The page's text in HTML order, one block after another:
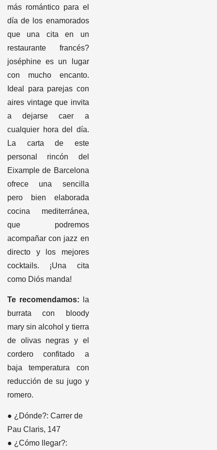
más romántico para el
día de los enamorados
que una cita en un
restaurante francés?
joséphine es un lugar
con mucho encanto.
Ideal para parejas con
aires vintage que invita
a dejarse caer a
cualquier hora del día.
La carta de este
personal rincón del
Eixample de Barcelona
ofrece una sencilla
pero bien elaborada
cocina mediterránea,
que podremos
acompañar con jazz en
directo y los mejores
cocktails. ¡Una cita
como Diós manda!
Te recomendamos: la
burrata con bloody
mary sin alcohol y tierra
de olivas negras y el
cordero confitado a
baja temperatura con
reducción de su jugo y
romero.
● ¿Dónde?: Carrer de
Pau Claris, 147
● ¿Cómo llegar?: